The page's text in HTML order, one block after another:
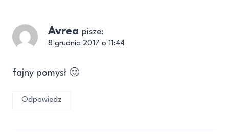
Avrea pisze:
8 grudnia 2017 o 11:44
fajny pomysł 🙂
Odpowiedz